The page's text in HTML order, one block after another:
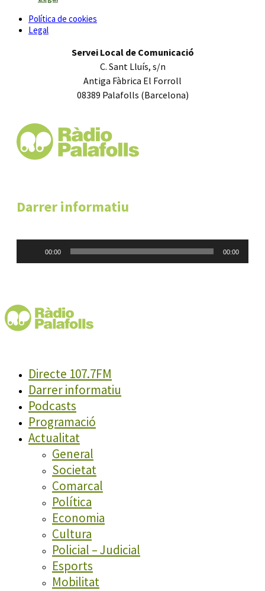
Política de cookies
Legal
Servei Local de Comunicació
C. Sant Lluís, s/n
Antiga Fàbrica El Forroll
08389 Palafolls (Barcelona)
Darrer informatiu
00:00 00:00
Directe 107.7FM
Darrer informatiu
Podcasts
Programació
Actualitat
General
Societat
Comarcal
Política
Economia
Cultura
Policial – Judicial
Esports
Mobilitat